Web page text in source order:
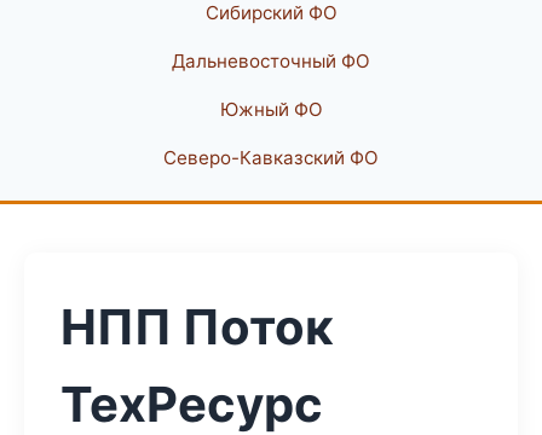
Сибирский ФО
Дальневосточный ФО
Южный ФО
Северо-Кавказский ФО
НПП Поток
ТехРесурс